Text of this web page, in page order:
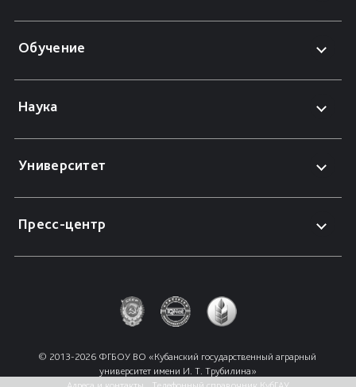
Обучение
Наука
Университет
Пресс-центр
© 2013-2026 ФГБОУ ВО «Кубанский государственный аграрный
университет имени И. Т. Трубилина»